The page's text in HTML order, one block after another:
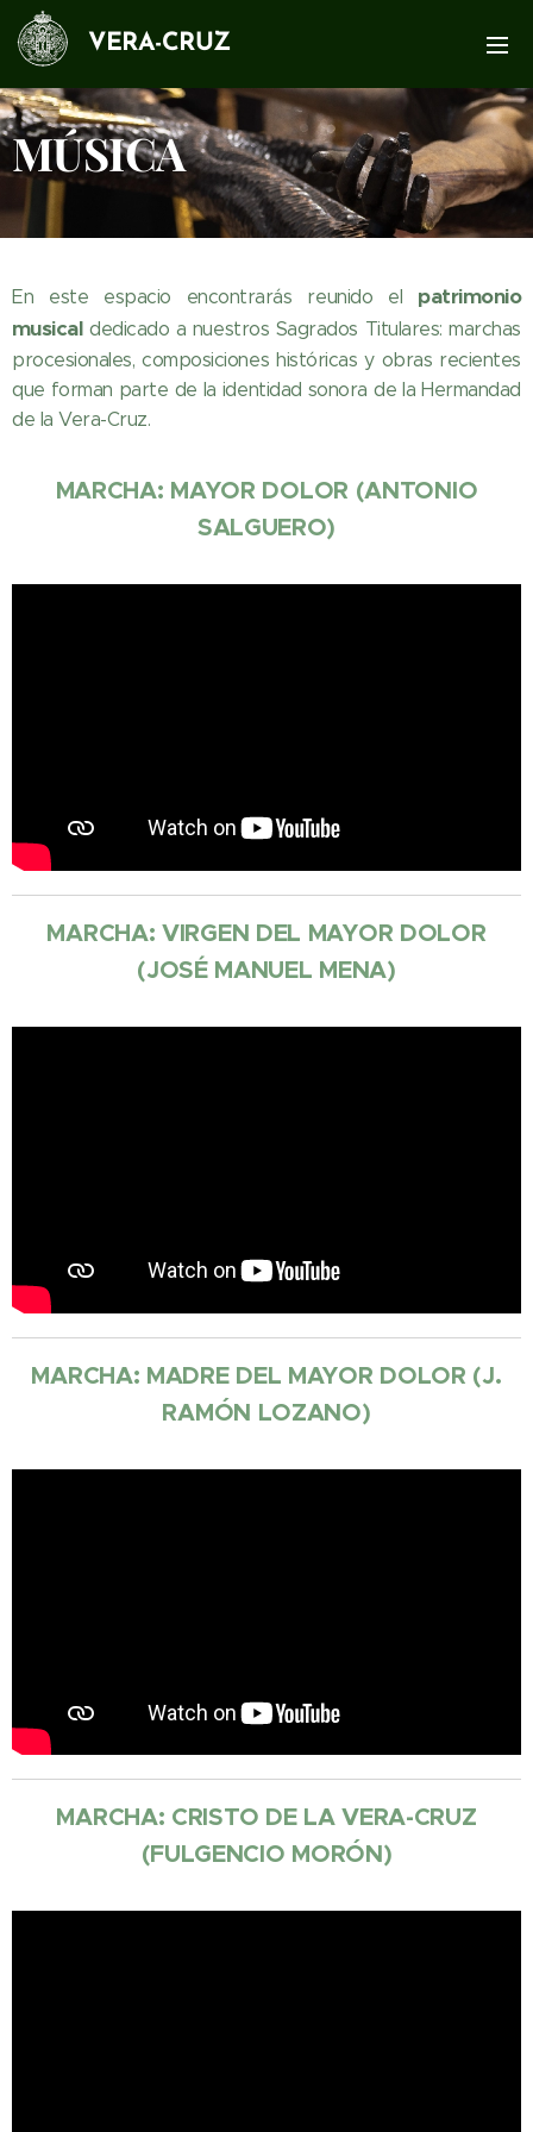
VERA-CRUZ
MÚSICA
En este espacio encontrarás reunido el patrimonio
musicaldedicado a nuestros Sagrados Titulares: marchas
procesionales, composiciones históricas y obras recientes
que forman parte de la identidad sonora de la Hermandad
de la Vera-Cruz.
MARCHA: MAYOR DOLOR (ANTONIO
SALGUERO)
MARCHA: VIRGEN DEL MAYOR DOLOR
(JOSÉ MANUEL MENA)
MARCHA: MADRE DEL MAYOR DOLOR (J.
RAMÓN LOZANO)
MARCHA: CRISTO DE LA VERA-CRUZ
(FULGENCIO MORÓN)